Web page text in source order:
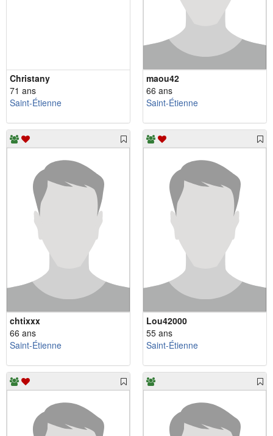
Christany
71 ans
Saint-Étienne
maou42
66 ans
Saint-Étienne
chtixxx
66 ans
Saint-Étienne
Lou42000
55 ans
Saint-Étienne